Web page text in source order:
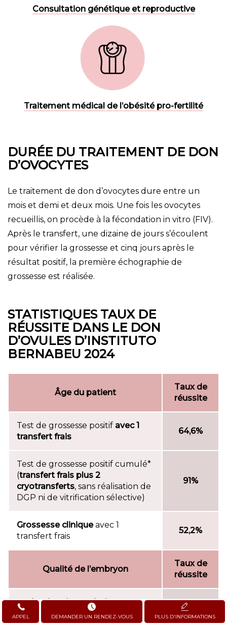
Consultation génétique et reproductive
Traitement médical de l’obésité pro-fertilité
DURÉE DU TRAITEMENT DE DON
D’OVOCYTES
Le traitement de don d’ovocytes dure entre un
mois et demi et deux mois. Une fois les ovocytes
recueillis, on procède à la fécondation in vitro (FIV).
Après le transfert, une dizaine de jours s’écoulent
pour vérifier la grossesse et cinq jours après le
résultat positif, la première échographie de
grossesse est réalisée.
STATISTIQUES TAUX DE
RÉUSSITE DANS LE DON
D’OVULES D’INSTITUTO
BERNABEU 2024
Âge du patient
Taux de
réussite
Test de grossesse positif avec 1
transfert frais
64,6%
Test de grossesse positif cumulé*
(transfert frais plus 2
cryotransferts, sans réalisation de
DGP ni de vitrification sélective)
91%
Grossesse cliniqueavec 1
transfert frais
52,2%
Qualité de l’embryon
Taux de
réussite
Cycles dans lesquels des
embryons sont congelés
92,6%
APPEL DEMANDER UN RENDEZ-VOUS PLUS D'INFORMATIONS